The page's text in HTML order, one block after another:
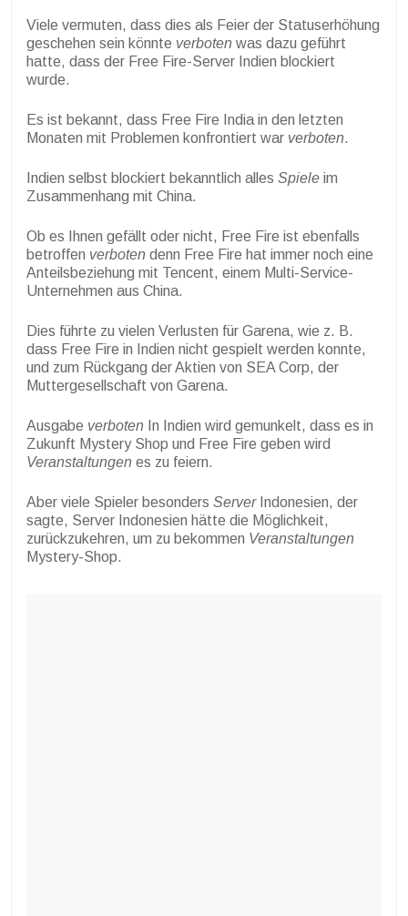
Viele vermuten, dass dies als Feier der Statuserhöhung
geschehen sein könnte verboten was dazu geführt
hatte, dass der Free Fire-Server Indien blockiert
wurde.
Es ist bekannt, dass Free Fire India in den letzten
Monaten mit Problemen konfrontiert war verboten.
Indien selbst blockiert bekanntlich alles Spiele im
Zusammenhang mit China.
Ob es Ihnen gefällt oder nicht, Free Fire ist ebenfalls
betroffen verboten denn Free Fire hat immer noch eine
Anteilsbeziehung mit Tencent, einem Multi-Service-
Unternehmen aus China.
Dies führte zu vielen Verlusten für Garena, wie z. B.
dass Free Fire in Indien nicht gespielt werden konnte,
und zum Rückgang der Aktien von SEA Corp, der
Muttergesellschaft von Garena.
Ausgabe verboten In Indien wird gemunkelt, dass es in
Zukunft Mystery Shop und Free Fire geben wird
Veranstaltungen es zu feiern.
Aber viele Spieler besonders Server Indonesien, der
sagte, Server Indonesien hätte die Möglichkeit,
zurückzukehren, um zu bekommen Veranstaltungen
Mystery-Shop.